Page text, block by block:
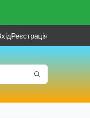
Реєстрація